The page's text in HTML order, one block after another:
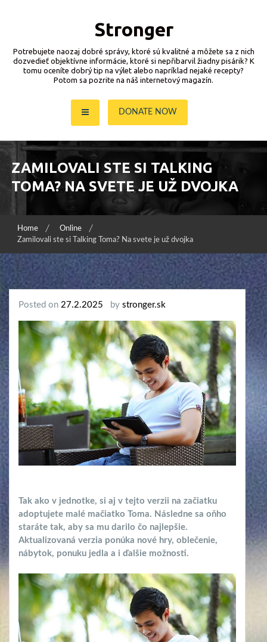
Stronger
Potrebujete naozaj dobré správy, ktoré sú kvalitné a môžete sa z nich
dozvedieť objektívne informácie, ktoré si nepřibarvil žiadny pisárik? K
tomu oceníte dobrý tip na výlet alebo napríklad nejaké recepty?
Potom sa pozrite na náš internetový magazín.
DONATE NOW
ZAMILOVALI STE SI TALKING
TOMA? NA SVETE JE UŽ DVOJKA
Home
Online
Zamilovali ste si Talking Toma? Na svete je už dvojka
Posted on 27.2.2025 by stronger.sk
Tak ako v jednotke, si aj v tejto verzii na začiatku
adoptujete malé mačiatko Toma. Následne sa oňho
staráte tak, aby sa mu darilo čo najlepšie.
Aktualizovaná verzia ponúka nové hry, oblečenie,
nábytok, ponuku jedla a i ďalšie možnosti.